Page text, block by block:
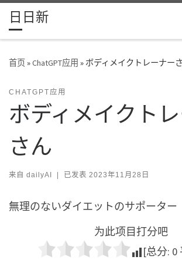
Skip to content
日日新
首页»ChatGPT应用 » ボディメイクトレーナー
CHATGPT应用
ボディメイクト
さん
来自 dailyAI | 已发表 2023年11月28日
無理のないダイエットのサポーター
为此项目打分吧
[总分: 0